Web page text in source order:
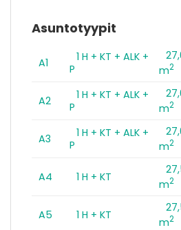
Asuntotyypit
A1
1 H + KT + ALK +
P
m2
A2
1 H + KT + ALK +
P
m2
A3
1 H + KT + ALK +
P
m2
A4 1 H + KT
m2
A5 1 H + KT
m2